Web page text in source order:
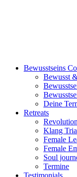
Bewusstseins
Bewusst
Deine
Retreats
Klang
Female
Female
Soul
Termine
Testimonials